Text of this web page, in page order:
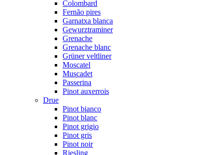
Colombard
Fernão pires
Garnatxa blanca
Gewurztraminer
Grenache
Grenache blanc
Grüner veltliner
Moscatel
Muscadet
Passerina
Pinot auxerrois
Drue
Pinot bianco
Pinot blanc
Pinot grigio
Pinot gris
Pinot noir
Riesling